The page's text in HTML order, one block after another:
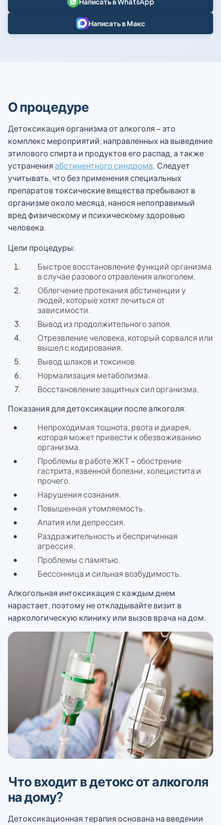
Написать в Макс
О процедуре
Детоксикация организма от алкоголя – это
комплекс мероприятий, направленных на выведение
этилового спирта и продуктов его распад, а также
устранения абстинентного синдрома. Следует
учитывать, что без применения специальных
препаратов токсические вещества пребывают в
организме около месяца, нанося непоправимый
вред физическому и психическому здоровью
человека.
Цели процедуры:
Быстрое восстановление функций организма
в случае разового отравления алкоголем.
Облегчение протекания абстиненции у
людей, которые хотят лечиться от
зависимости.
Вывод из продолжительного запоя.
Отрезвление человека, который сорвался или
вышел с кодирования.
Вывод шлаков и токсинов.
Нормализация метаболизма.
Восстановление защитных сил организма.
Показания для детоксикации после алкоголя:
Непроходимая тошнота, рвота и диарея,
которая может привести к обезвоживанию
организма.
Проблемы в работе ЖКТ – обострение
гастрита, язвенной болезни, холецистита и
прочего.
Нарушения сознания.
Повышенная утомляемость.
Апатия или депрессия.
Раздражительность и беспричинная
агрессия.
Проблемы с памятью.
Бессонница и сильная возбудимость.
Алкогольная интоксикация с каждым днем
нарастает, поэтому не откладывайте визит в
наркологическую клинику или вызов врача на дом.
Что входит в детокс от алкоголя
на дому?
Детоксикационная терапия основана на введении